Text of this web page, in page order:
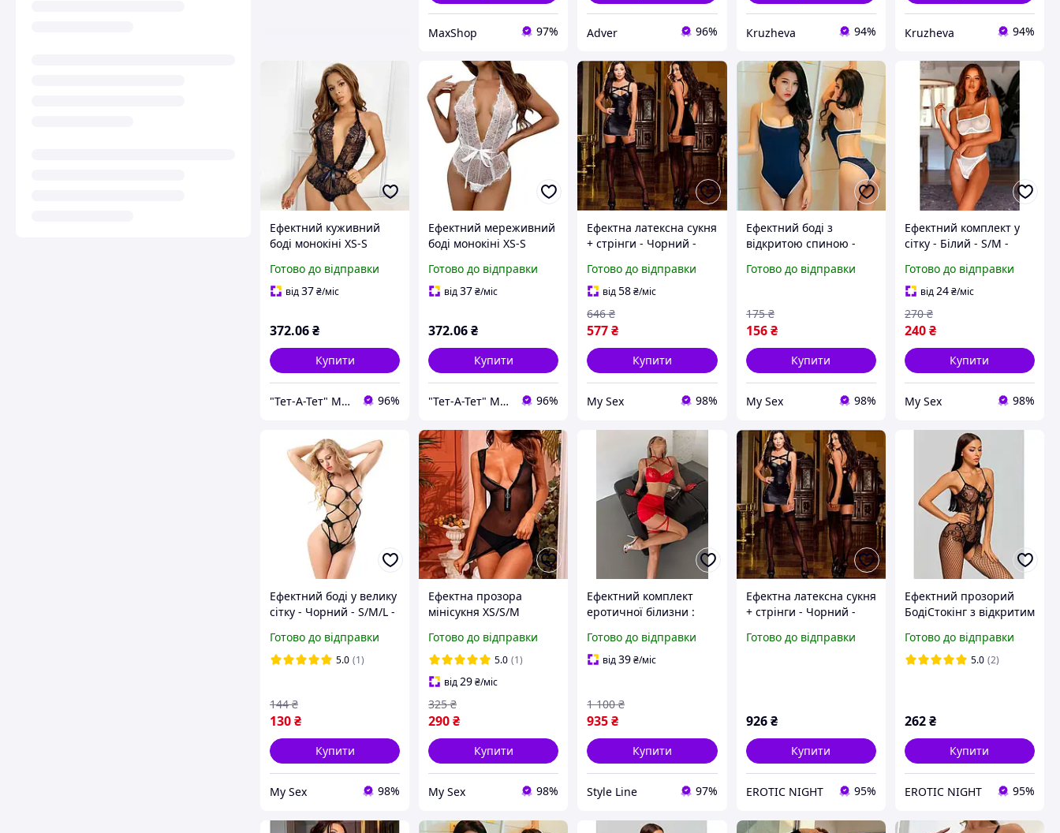
MaxShop 97% Adver 96% Кruzheva 94% Кruzheva 94%
Ефектний куживний
боді монокіні XS-S
білизна
Готово до відправки
від37₴/міс
372.06₴
Купити
"Тет-А-Тет" Магазин білизни та потаємних бажань 96%
Ефектний мереживний
боді монокіні XS-S
білизна.
Готово до відправки
від37₴/міс
372.06₴
Купити
"Тет-А-Тет" Магазин білизни та потаємних бажань 96%
Ефектна латексна сукня
+ стрінги - Чорний -
Готово до відправки
від58₴/міс
577₴
646 ₴
Купити
My Sex 98%
Ефектний боді з
відкритою спиною -
білизна (HRS)
Готово до відправки
156 ₴
175 ₴
Купити
My Sex 98%
Ефектний комплект у
сітку - Білий - S/M -
Готово до відправки
від 24₴/міс
240₴
270 ₴
Купити
My Sex 98%
Ефектний боді у велику
сітку - Чорний - S/M/L -
Готово до відправки
5.0 (1)
130₴
144 ₴
Купити
My Sex 98%
Ефектна прозора
мінісукня XS/S/M
Готово до відправки
5.0 (1)
від29₴/міс
290₴
325 ₴
Купити
My Sex 98%
Ефектний комплект
еротичної білизни :
бюстгальтер, спідниця
та гартери
Готово до відправки
від39₴/міс
935₴
1 100 ₴
Купити
Style Line 97%
Ефектна латексна сукня
+ стрінги - Чорний -
Готово до відправки
926 ₴
Купити
EROTIC NIGHT 95%
Ефектний прозорий
БодіСтокінг з відкритим
S/M - Еротична білизна
Готово до відправки
5.0 (2)
262₴
Купити
EROTIC NIGHT 95%